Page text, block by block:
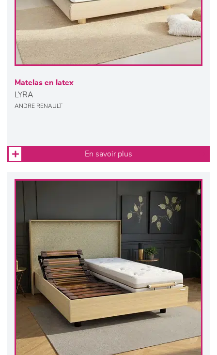
Matelas en latex
LYRA
ANDRE RENAULT
En savoir plus